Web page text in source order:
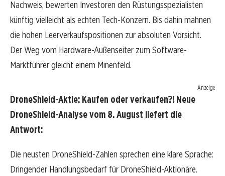
Nachweis, bewerten Investoren den Rüstungsspezialisten
künftig vielleicht als echten Tech-Konzern. Bis dahin mahnen
die hohen Leerverkaufspositionen zur absoluten Vorsicht.
Der Weg vom Hardware-Außenseiter zum Software-
Marktführer gleicht einem Minenfeld.
Anzeige
DroneShield-Aktie: Kaufen oder verkaufen?! Neue
DroneShield-Analyse vom 8. August liefert die
Antwort:
Die neusten DroneShield-Zahlen sprechen eine klare Sprache:
Dringender Handlungsbedarf für DroneShield-Aktionäre.